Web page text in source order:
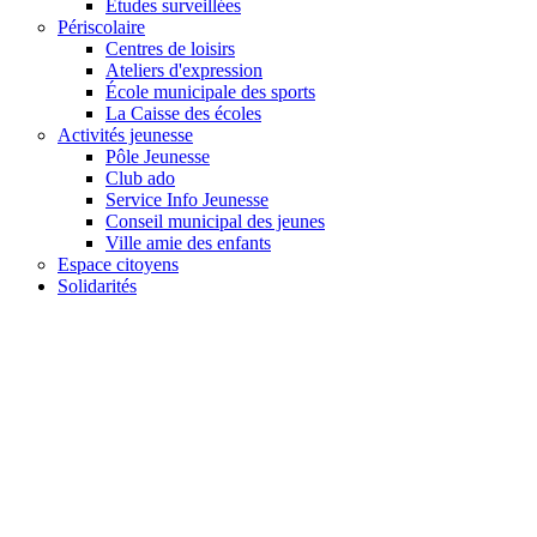
Études surveillées
Périscolaire
Centres de loisirs
Ateliers d'expression
École municipale des sports
La Caisse des écoles
Activités jeunesse
Pôle Jeunesse
Club ado
Service Info Jeunesse
Conseil municipal des jeunes
Ville amie des enfants
Espace citoyens
Solidarités